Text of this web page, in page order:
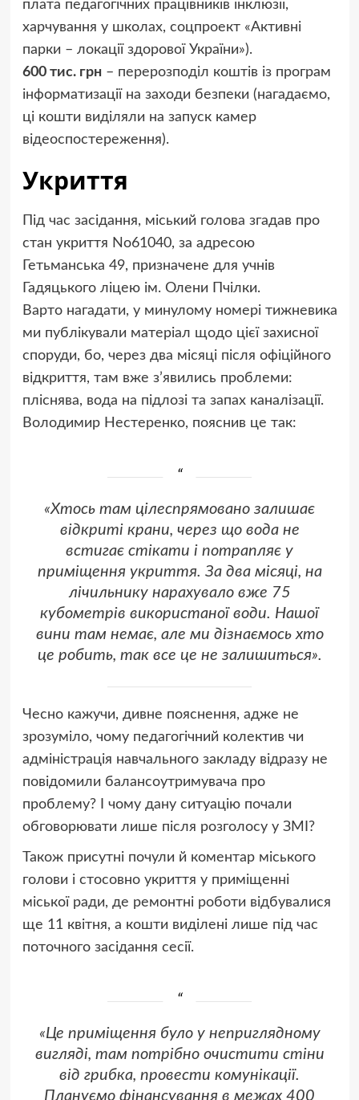
плата педагогічних працівників інклюзії,
харчування у школах, соцпроект «Активні
парки – локації здорової України»).
600 тис. грн– перерозподіл коштів із програм
інформатизації на заходи безпеки (нагадаємо,
ці кошти виділяли на запуск камер
відеоспостереження).
Укриття
Під час засідання, міський голова згадав про
стан укриття No61040, за адресою
Гетьманська 49, призначене для учнів
Гадяцького ліцею ім. Олени Пчілки.
Варто нагадати, у минулому номері тижневика
ми публікували матеріал щодо цієї захисної
споруди, бо, через два місяці після офіційного
відкриття, там вже з’явились проблеми:
пліснява, вода на підлозі та запах каналізації.
Володимир Нестеренко, пояснив це так:
«Хтось там цілеспрямовано залишає
відкриті крани, через що вода не
встигає стікати і потрапляє у
приміщення укриття. За два місяці, на
лічильнику нарахувало вже 75
кубометрів використаної води. Нашої
вини там немає, але ми дізнаємось хто
це робить, так все це не залишиться».
Чесно кажучи, дивне пояснення, адже не
зрозуміло, чому педагогічний колектив чи
адміністрація навчального закладу відразу не
повідомили балансоутримувача про
проблему? І чому дану ситуацію почали
обговорювати лише після розголосу у ЗМІ?
Також присутні почули й коментар міського
голови і стосовно укриття у приміщенні
міської ради, де ремонтні роботи відбувалися
ще 11 квітня, а кошти виділені лише під час
поточного засідання сесії.
«Це приміщення було у неприглядному
вигляді, там потрібно очистити стіни
від грибка, провести комунікації.
Плануємо фінансування в межах 400